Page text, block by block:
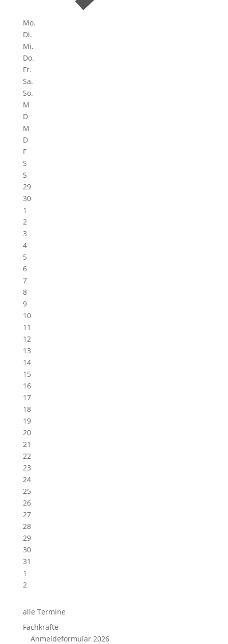
Mo.
Di.
Mi.
Do.
Fr.
Sa.
So.
M
D
M
D
F
S
S
29
30
1
2
3
4
5
6
7
8
9
10
11
12
13
14
15
16
17
18
19
20
21
22
23
24
25
26
27
28
29
30
31
1
2
alle Termine
Fachkräfte
Anmeldeformular 2026